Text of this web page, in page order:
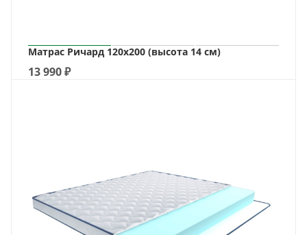
Матрас Ричард 120х200 (высота 14 см)
13 990₽